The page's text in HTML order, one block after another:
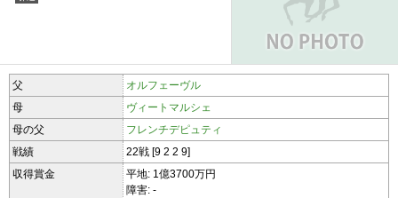
父
オルフェーヴル
母
ヴィートマルシェ
母の父
フレンチデピュティ
戦績
22戦 [9 2 2 9]
収得賞金
平地: 1億3700万円
障害: -